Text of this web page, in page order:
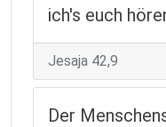
ich's euch
Jesaja 42,9
Der